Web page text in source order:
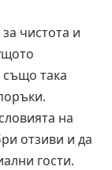
чистота и
също така
на
отзиви и да
гости.